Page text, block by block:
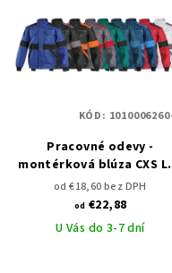
Pracovné odevy -
montérková blúza CXS
EDA 2v1
od €18,60 bez DPH
od €22,88
U Vás do 3-7 dní
KÓD: